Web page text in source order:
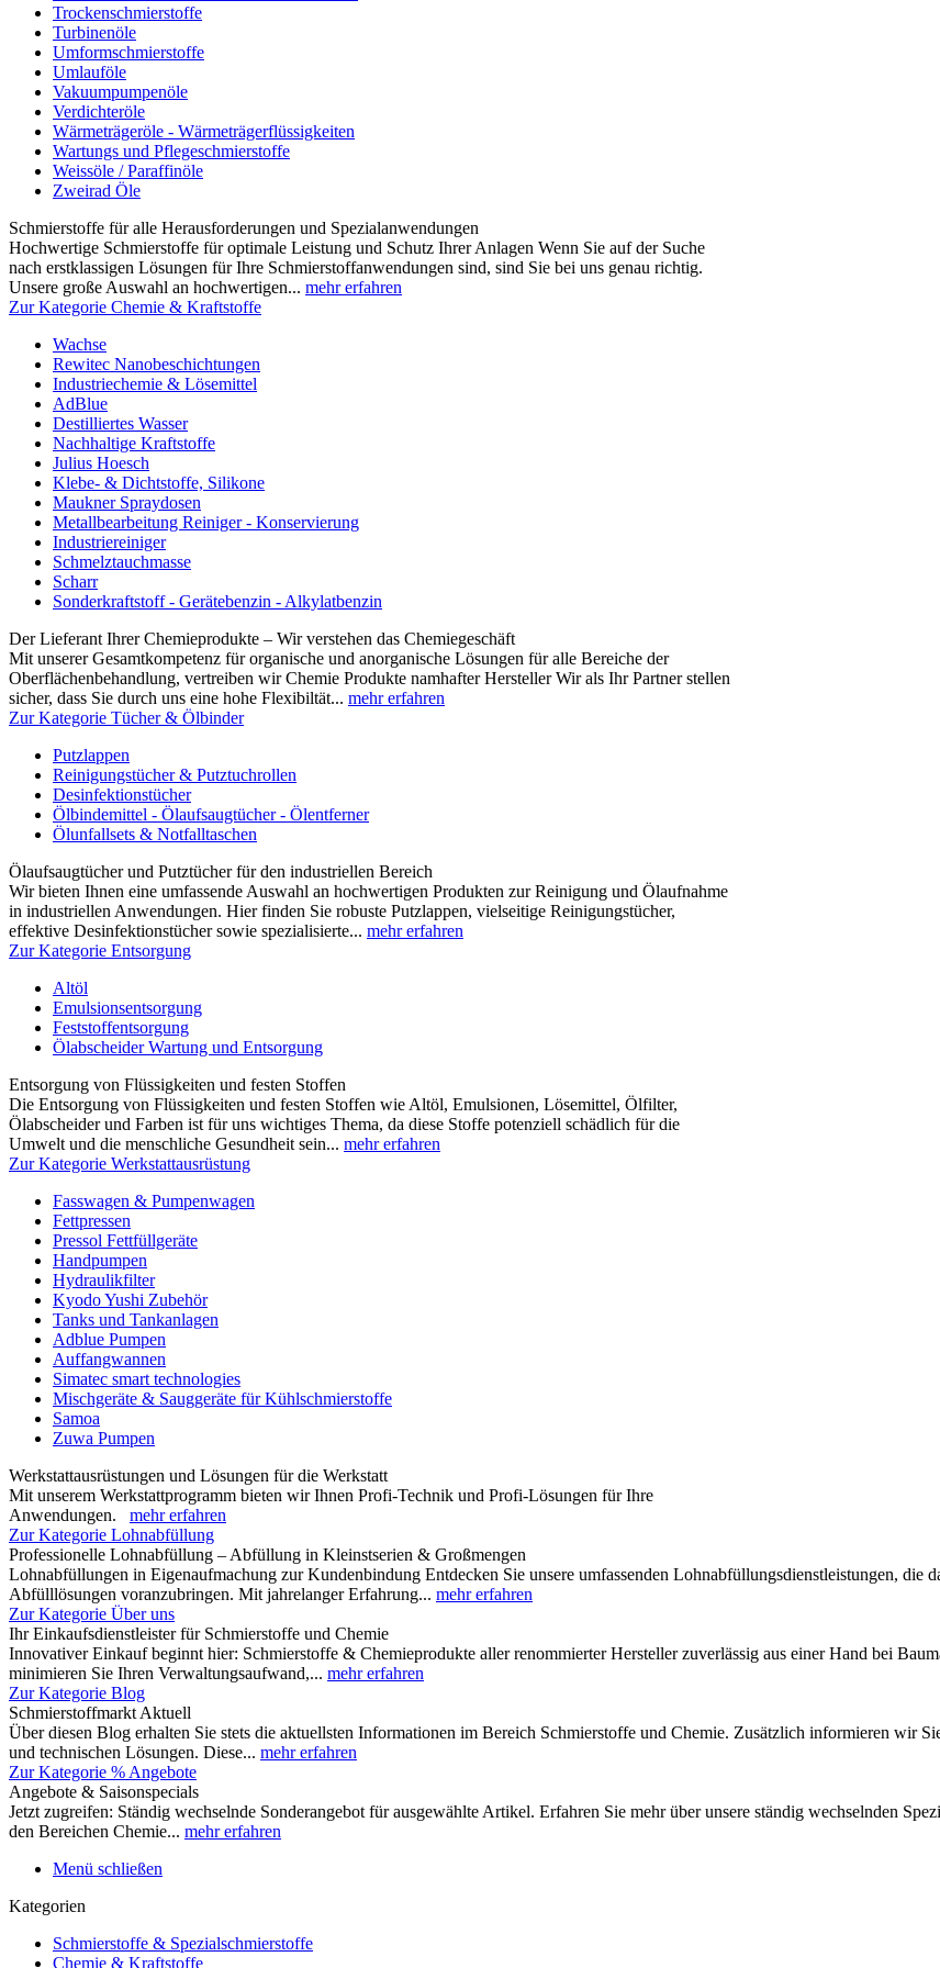
Trockenschmierstoffe
Turbinenöle
Umformschmierstoffe
Umlauföle
Vakuumpumpenöle
Verdichteröle
Wärmeträgeröle - Wärmeträgerflüssigkeiten
Wartungs und Pflegeschmierstoffe
Weissöle / Paraffinöle
Zweirad Öle
Schmierstoffe für alle Herausforderungen und Spezialanwendungen
Hochwertige Schmierstoffe für optimale Leistung und Schutz Ihrer Anlagen Wenn Sie auf der Suche
nach erstklassigen Lösungen für Ihre Schmierstoffanwendungen sind, sind Sie bei uns genau richtig.
Unsere große Auswahl an hochwertigen... mehr erfahren
Zur Kategorie Chemie & Kraftstoffe
Wachse
Rewitec Nanobeschichtungen
Industriechemie & Lösemittel
AdBlue
Destilliertes Wasser
Nachhaltige Kraftstoffe
Julius Hoesch
Klebe- & Dichtstoffe, Silikone
Maukner Spraydosen
Metallbearbeitung Reiniger - Konservierung
Industriereiniger
Schmelztauchmasse
Scharr
Sonderkraftstoff - Gerätebenzin - Alkylatbenzin
Der Lieferant Ihrer Chemieprodukte – Wir verstehen das Chemiegeschäft
Mit unserer Gesamtkompetenz für organische und anorganische Lösungen für alle Bereiche der
Oberflächenbehandlung, vertreiben wir Chemie Produkte namhafter Hersteller Wir als Ihr Partner stellen
sicher, dass Sie durch uns eine hohe Flexibiltät... mehr erfahren
Zur Kategorie Tücher & Ölbinder
Putzlappen
Reinigungstücher & Putztuchrollen
Desinfektionstücher
Ölbindemittel - Ölaufsaugtücher - Ölentferner
Ölunfallsets & Notfalltaschen
Ölaufsaugtücher und Putztücher für den industriellen Bereich
Wir bieten Ihnen eine umfassende Auswahl an hochwertigen Produkten zur Reinigung und Ölaufnahme
in industriellen Anwendungen. Hier finden Sie robuste Putzlappen, vielseitige Reinigungstücher,
effektive Desinfektionstücher sowie spezialisierte... mehr erfahren
Zur Kategorie Entsorgung
Altöl
Emulsionsentsorgung
Feststoffentsorgung
Ölabscheider Wartung und Entsorgung
Entsorgung von Flüssigkeiten und festen Stoffen
Die Entsorgung von Flüssigkeiten und festen Stoffen wie Altöl, Emulsionen, Lösemittel, Ölfilter,
Ölabscheider und Farben ist für uns wichtiges Thema, da diese Stoffe potenziell schädlich für die
Umwelt und die menschliche Gesundheit sein... mehr erfahren
Zur Kategorie Werkstattausrüstung
Fasswagen & Pumpenwagen
Fettpressen
Pressol Fettfüllgeräte
Handpumpen
Hydraulikfilter
Kyodo Yushi Zubehör
Tanks und Tankanlagen
Adblue Pumpen
Auffangwannen
Simatec smart technologies
Mischgeräte & Sauggeräte für Kühlschmierstoffe
Samoa
Zuwa Pumpen
Werkstattausrüstungen und Lösungen für die Werkstatt
Mit unserem Werkstattprogramm bieten wir Ihnen Profi-Technik und Profi-Lösungen für Ihre
Anwendungen. mehr erfahren
Zur Kategorie Lohnabfüllung
Professionelle Lohnabfüllung – Abfüllung in Kleinstserien & Großmengen
Lohnabfüllungen in Eigenaufmachung zur Kundenbindung Entdecken Sie unsere umfassenden Lohnabfüllungsdienstleistungen, die
Abfülllösungen voranzubringen. Mit jahrelanger Erfahrung... mehr erfahren
Zur Kategorie Über uns
Ihr Einkaufsdienstleister für Schmierstoffe und Chemie
Innovativer Einkauf beginnt hier: Schmierstoffe & Chemieprodukte aller renommierter Hersteller zuverlässig aus einer Hand bei
minimieren Sie Ihren Verwaltungsaufwand,... mehr erfahren
Zur Kategorie Blog
Schmierstoffmarkt Aktuell
Über diesen Blog erhalten Sie stets die aktuellsten Informationen im Bereich Schmierstoffe und Chemie. Zusätzlich informieren wir
und technischen Lösungen. Diese... mehr erfahren
Zur Kategorie % Angebote
Angebote & Saisonspecials
Jetzt zugreifen: Ständig wechselnde Sonderangebot für ausgewählte Artikel. Erfahren Sie mehr über unsere ständig wechselnden
den Bereichen Chemie... mehr erfahren
Menü schließen
Kategorien
Schmierstoffe & Spezialschmierstoffe
Chemie & Kraftstoffe